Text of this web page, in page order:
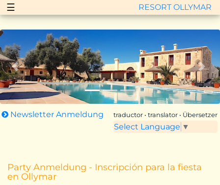
☰ RESORT OLLYMAR
Zurück Vor
Newsletter Anmeldung traductor • translator • Übersetzer
Select Language ▼
Party Anmeldung - Inscripción para la fiesta
en Ollymar